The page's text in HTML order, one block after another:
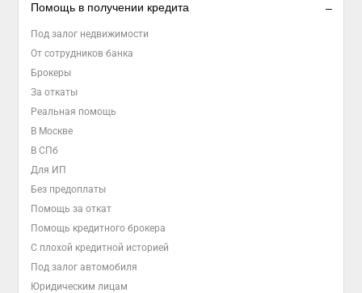
Помощь в получении кредита
Под залог недвижимости
От сотрудников банка
Брокеры
За откаты
Реальная помощь
В Москве
В СПб
Для ИП
Без предоплаты
Помощь за откат
Помощь кредитного брокера
С плохой кредитной историей
Под залог автомобиля
Юридическим лицам